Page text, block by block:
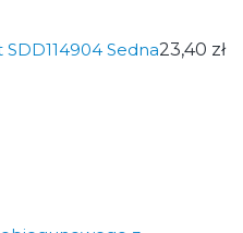
Sedna23,40 zł